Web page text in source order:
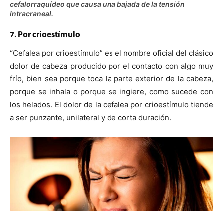
cefalorraquídeo que causa una bajada de la tensión
intracraneal.
7. Por crioestímulo
“Cefalea por crioestímulo” es el nombre oficial del clásico
dolor de cabeza producido por el contacto con algo muy
frío, bien sea porque toca la parte exterior de la cabeza,
porque se inhala o porque se ingiere, como sucede con
los helados. El dolor de la cefalea por crioestímulo tiende
a ser punzante, unilateral y de corta duración.